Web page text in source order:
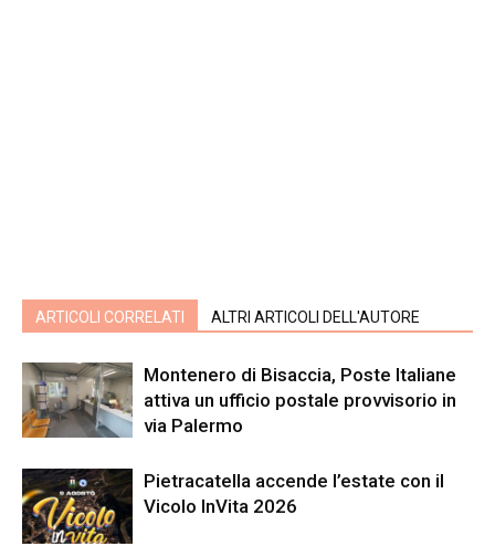
ARTICOLI CORRELATI ALTRI ARTICOLI DELL'AUTORE
Montenero di Bisaccia, Poste Italiane
attiva un ufficio postale provvisorio in
via Palermo
Pietracatella accende l’estate con il
Vicolo InVita 2026